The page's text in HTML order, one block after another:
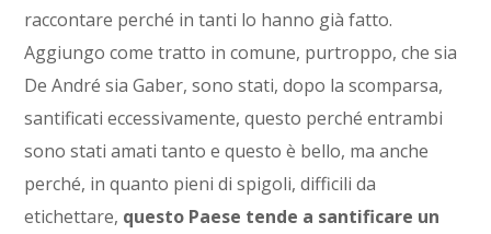
raccontare perché in tanti lo hanno già fatto.
Aggiungo come tratto in comune, purtroppo, che sia
De André sia Gaber, sono stati, dopo la scomparsa,
santificati eccessivamente, questo perché entrambi
sono stati amati tanto e questo è bello, ma anche
perché, in quanto pieni di spigoli, difficili da
etichettare, questo Paese tende a santificare un